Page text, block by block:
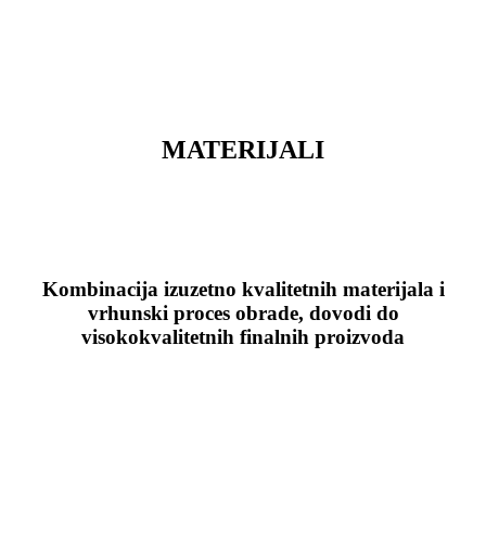
MATERIJALI
Kombinacija izuzetno kvalitetnih materijala i
vrhunski proces obrade, dovodi do
visokokvalitetnih finalnih proizvoda